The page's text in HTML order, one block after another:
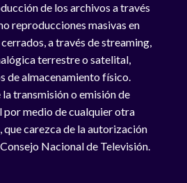
de los archivos a través
reproducciones masivas en
a través de streaming,
terrestre o satelital,
de almacenamiento físico.
transmisión o emisión de
por medio de cualquier otra
carezca de la autorización
Nacional de Televisión.